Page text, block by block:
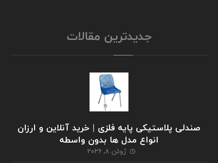
جدیدترین مقالات
صندلی پلاستیکی پایه فلزی | خرید آنلاین و ارزان
انواع مدل ها بدون واسطه
ژوئن ۸, ۲۰۲۶